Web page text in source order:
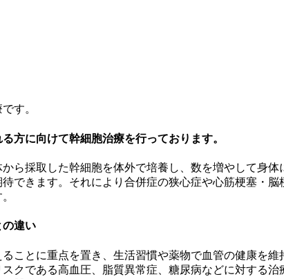
す。
方に向けて幹細胞治療を行っております。
ら採取した幹細胞を体外で培養し、数を増やして身
できます。それにより合併症の狭心症や心筋梗塞・脳
の違い
ことに重点を置き、生活習慣や薬物で血管の健康を
クである高血圧、脂質異常症、糖尿病などに対する